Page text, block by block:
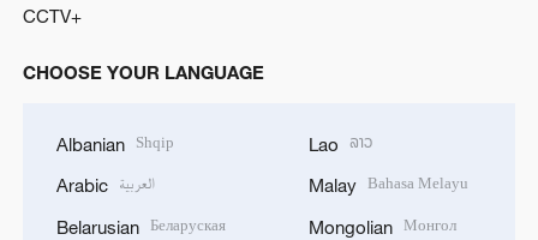
CCTV+
CHOOSE YOUR LANGUAGE
Albanian Shqip
Arabic العربية
Belarusian Беларуская
Lao ລາວ
Malay Bahasa Melayu
Mongolian Монгол